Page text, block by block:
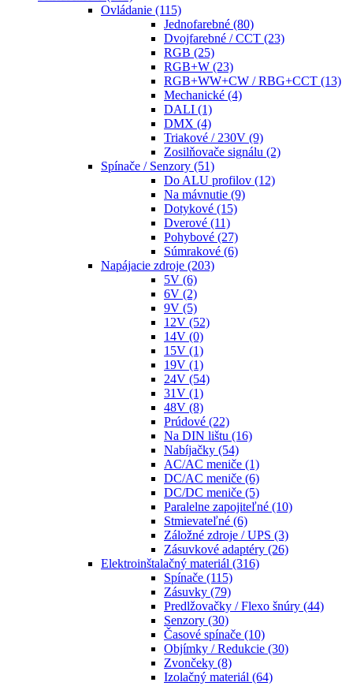
Ovládanie (115)
Jednofarebné (80)
Dvojfarebné / CCT (23)
RGB (25)
RGB+W (23)
RGB+WW+CW / RBG+CCT (13)
Mechanické (4)
DALI (1)
DMX (4)
Triakové / 230V (9)
Zosilňovače signálu (2)
Spínače / Senzory (51)
Do ALU profilov (12)
Na mávnutie (9)
Dotykové (15)
Dverové (11)
Pohybové (27)
Súmrakové (6)
Napájacie zdroje (203)
5V (6)
6V (2)
9V (5)
12V (52)
14V (0)
15V (1)
19V (1)
24V (54)
31V (1)
48V (8)
Prúdové (22)
Na DIN lištu (16)
Nabíjačky (54)
AC/AC meniče (1)
DC/AC meniče (6)
DC/DC meniče (5)
Paralelne zapojiteľné (10)
Stmievateľné (6)
Záložné zdroje / UPS (3)
Zásuvkové adaptéry (26)
Elektroinštalačný materiál (316)
Spínače (115)
Zásuvky (79)
Predlžovačky / Flexo šnúry (44)
Senzory (30)
Časové spínače (10)
Objímky / Redukcie (30)
Zvončeky (8)
Izolačný materiál (64)